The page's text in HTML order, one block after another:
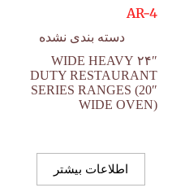
AR-4
دسته بندی نشده
۲۴″ WIDE HEAVY
DUTY RESTAURANT
SERIES RANGES (20″
WIDE OVEN)
اطلاعات بیشتر